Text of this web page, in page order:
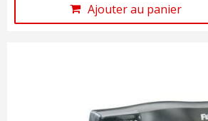
Ajouter au panier